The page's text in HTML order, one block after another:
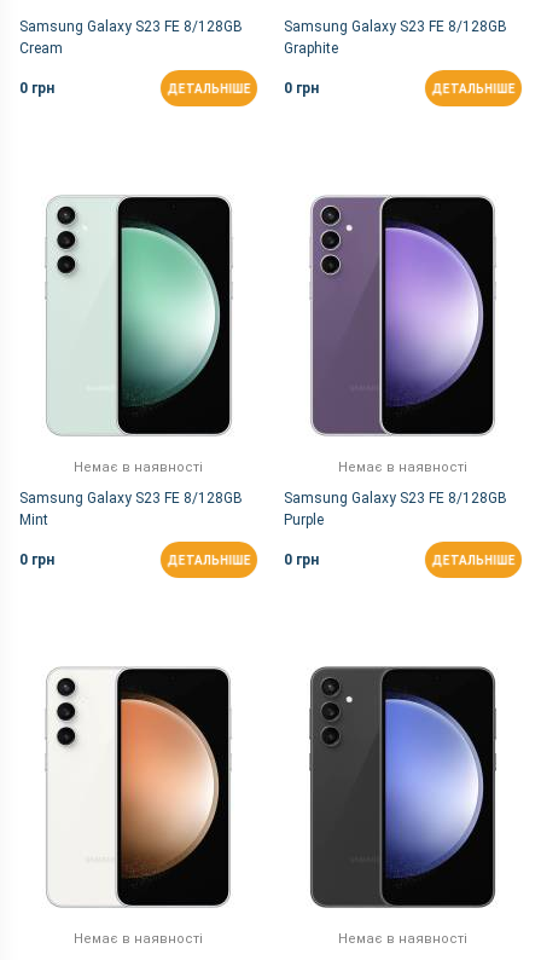
Samsung Galaxy S23 FE 8/128GB
Cream
0 грн ДЕТАЛЬНІШЕ
Samsung Galaxy S23 FE 8/128GB
Graphite
0 грн ДЕТАЛЬНІШЕ
Немає в наявності
Samsung Galaxy S23 FE 8/128GB
Mint
0 грн ДЕТАЛЬНІШЕ
Немає в наявності
Samsung Galaxy S23 FE 8/128GB
Purple
0 грн ДЕТАЛЬНІШЕ
Немає в наявності Немає в наявності